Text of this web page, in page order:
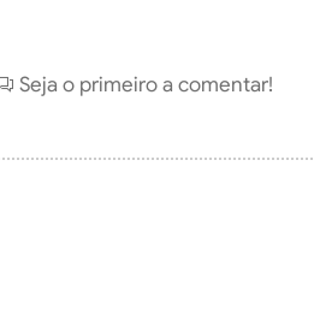
Seja o primeiro a comentar!